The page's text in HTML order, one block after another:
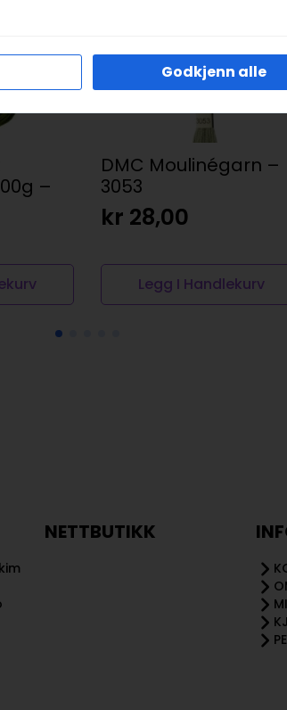
–
DMC Moulinégarn –
3053
kr 28,00
Legg I Handlekurv
NETTBUTIKK
Godkjenn alle